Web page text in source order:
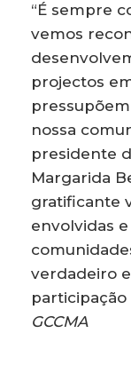
“É sempre
vemos
projectos
nossa
presidente
Margarida
gratificante
envolvidas
verdadeiro
participação
GCCMA